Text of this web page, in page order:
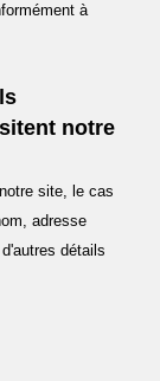
à
notre
site, le cas
adresse
détails